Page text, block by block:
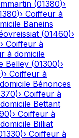
(01380)›
)› Coiffeur à
Baneins
(01460)›
› Coiffeur à
à domicile
Belley (01300)›
)› Coiffeur à
Bénonces
)› Coiffeur à
Bettant
)› Coiffeur à
Billiat
)› Coiffeur à